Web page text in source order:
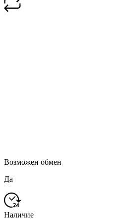
Возможен обмен
Да
Наличие